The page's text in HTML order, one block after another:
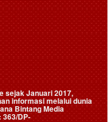
sejak Januari 2017,
informasi melalui dunia
Bintang Media
363/DP-